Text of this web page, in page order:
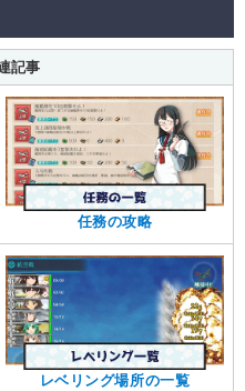
記事
任務の攻略
レベリング場所の一覧